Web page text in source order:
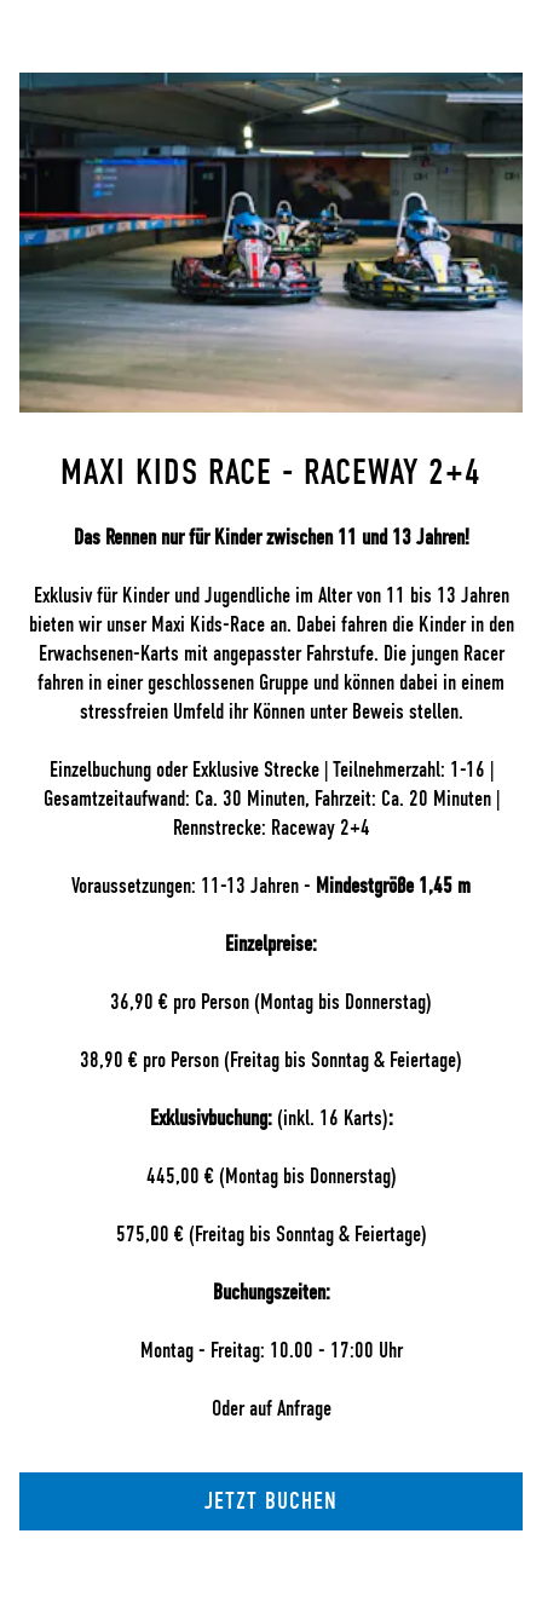
MAXI KIDS RACE - RACEWAY 2+4
Das Rennen nur für Kinder zwischen 11 und 13 Jahren!
Exklusiv für Kinder und Jugendliche im Alter von 11 bis 13 Jahren
bieten wir unser Maxi Kids-Race an. Dabei fahren die Kinder in den
Erwachsenen-Karts mit angepasster Fahrstufe. Die jungen Racer
fahren in einer geschlossenen Gruppe und können dabei in einem
stressfreien Umfeld ihr Können unter Beweis stellen.
Einzelbuchung oder Exklusive Strecke | Teilnehmerzahl: 1-16 |
Gesamtzeitaufwand: Ca. 30 Minuten, Fahrzeit: Ca. 20 Minuten |
Rennstrecke: Raceway 2+4
Voraussetzungen: 11-13 Jahren - Mindestgröße 1,45 m
Einzelpreise:
36,90 € pro Person (Montag bis Donnerstag)
38,90 € pro Person (Freitag bis Sonntag & Feiertage)
Exklusivbuchung: (inkl. 16 Karts):
445,00 € (Montag bis Donnerstag)
575,00 € (Freitag bis Sonntag & Feiertage)
Buchungszeiten:
Montag - Freitag: 10.00 - 17:00 Uhr
Oder auf Anfrage
JETZT BUCHEN